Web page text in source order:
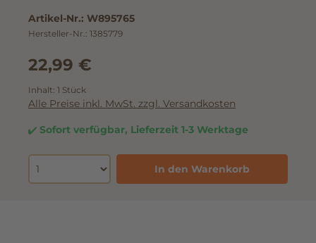
Artikel-Nr.: W895765
Hersteller-Nr.: 1385779
22,99 €
Inhalt: 1 Stück
Alle Preise inkl. MwSt. zzgl. Versandkosten
Sofort verfügbar, Lieferzeit 1-3 Werktage
In den Warenkorb